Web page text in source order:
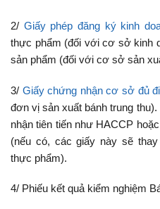
2/ Giấy phép đăng ký kinh
thực phẩm (đối với cơ sở kinh
sản phẩm (đối với cơ sở sản
3/ Giấy chứng nhận cơ sở đủ
đơn vị sản xuất bánh trung
nhận tiên tiến nhưHACCP
(nếu có, các giấy này sẽ
thực phẩm).
4/ Phiếu kết quả kiểm nghiệm